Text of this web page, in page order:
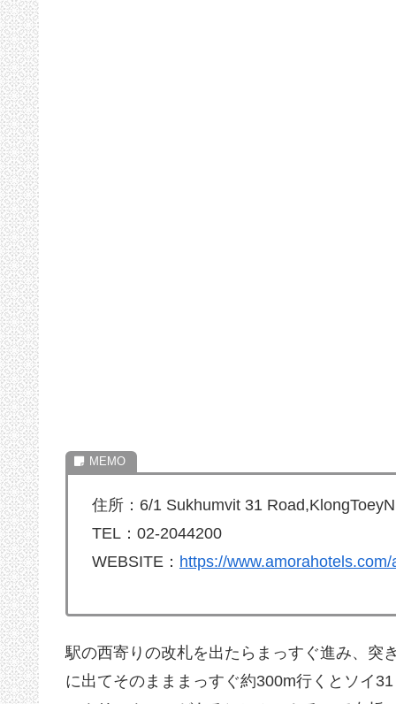
住所：6/1 Sukhumvit 31
TEL：02-2044200
WEBSITE： https://
駅の西寄りの改札を出たらまっすぐ進み、突
に出てそのまままっすぐ約300m行くとソイ